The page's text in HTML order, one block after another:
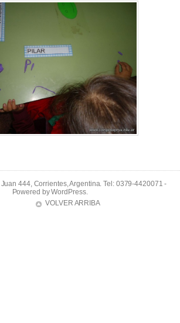
444, Corrientes, Argentina. Tel: 0379-4420071 -
Powered byWordPress.
VOLVER ARRIBA